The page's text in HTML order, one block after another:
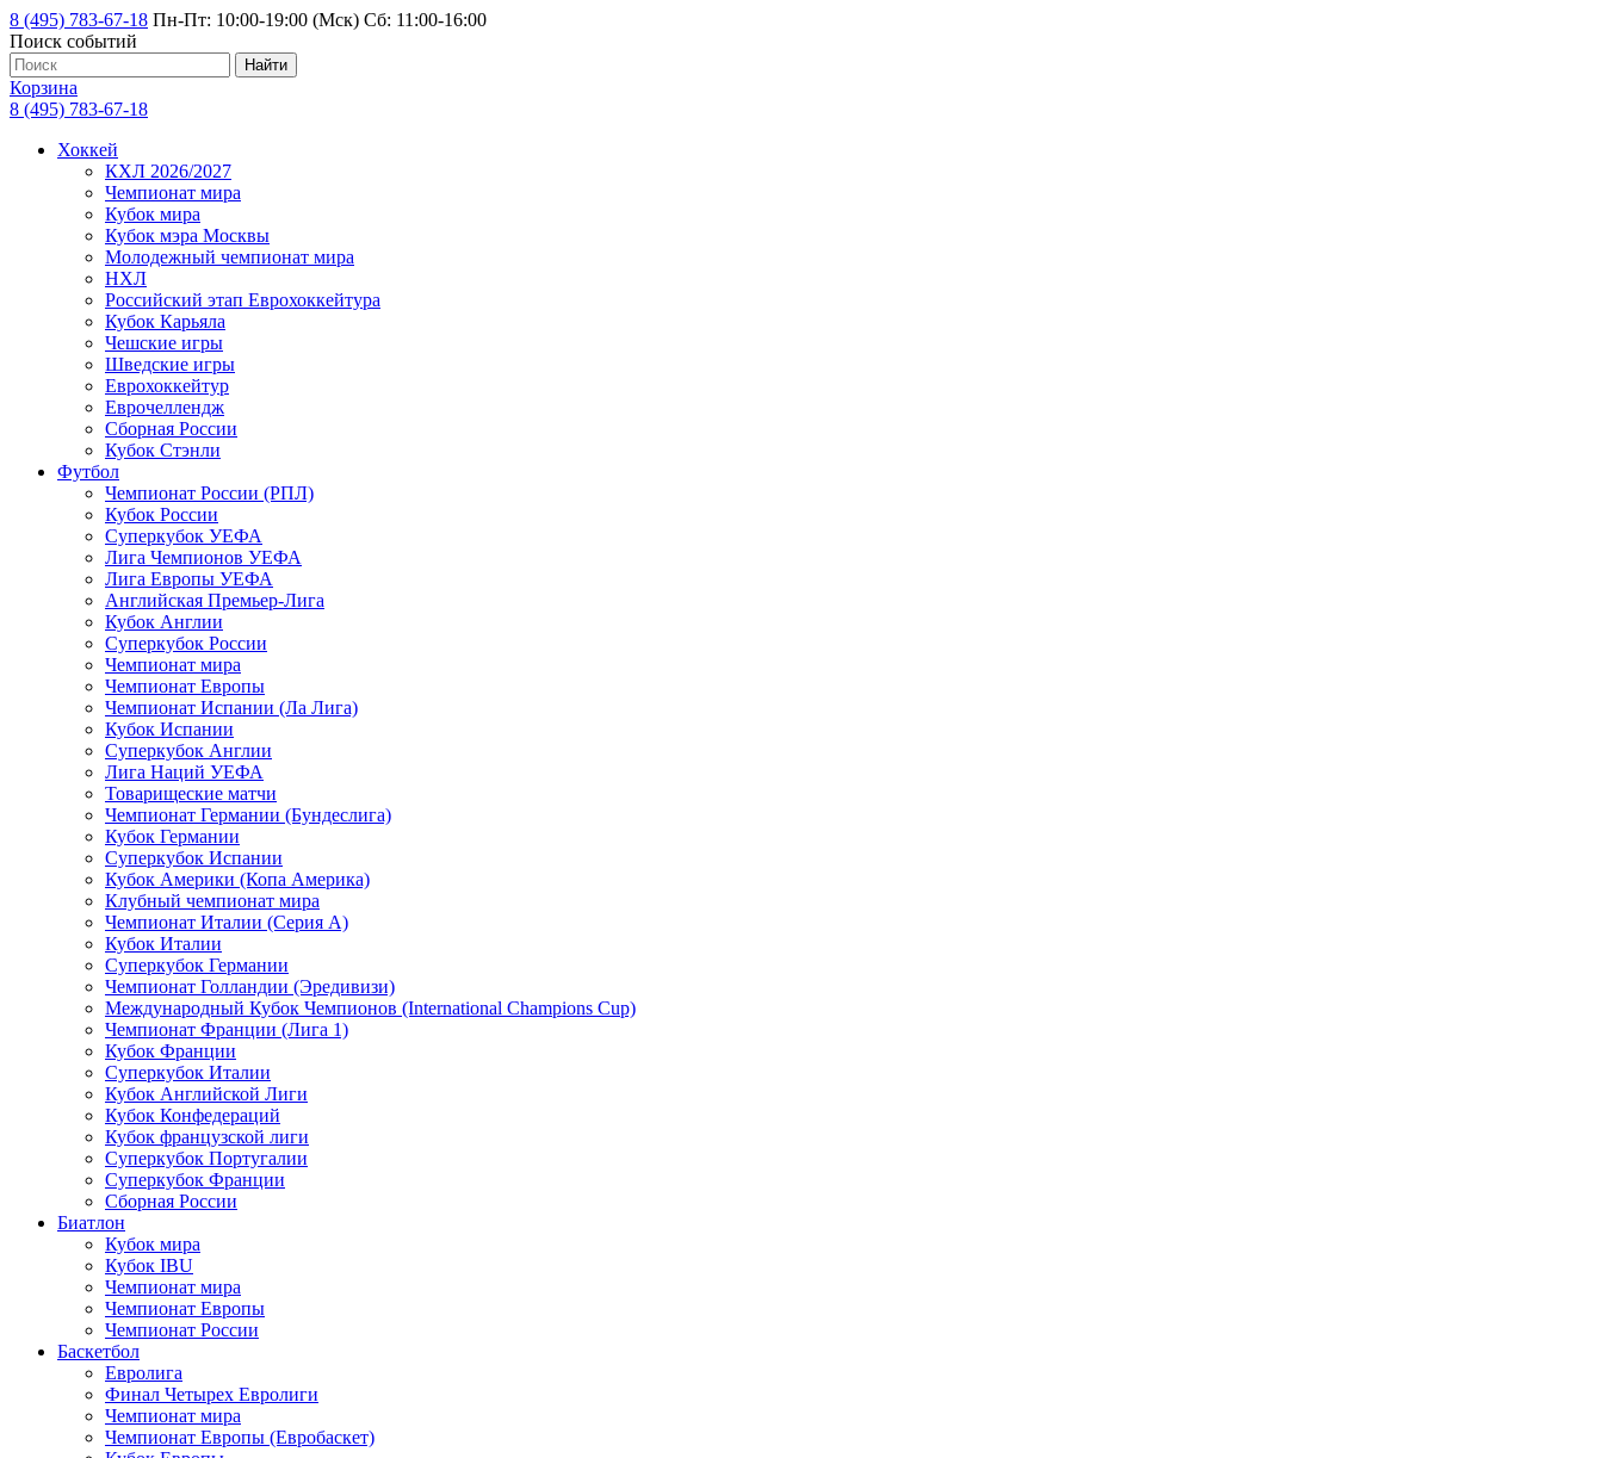
8 (495) 783-67-18 Пн-Пт: 10:00-19:00 (Мск) Сб: 11:00-16:00
Поиск событий
Найти
Корзина
8 (495) 783-67-18
Хоккей
КХЛ 2026/2027
Чемпионат мира
Кубок мира
Кубок мэра Москвы
Молодежный чемпионат мира
НХЛ
Российский этап Еврохоккейтура
Кубок Карьяла
Чешские игры
Шведские игры
Еврохоккейтур
Еврочеллендж
Сборная России
Кубок Стэнли
Футбол
Чемпионат России (РПЛ)
Кубок России
Суперкубок УЕФА
Лига Чемпионов УЕФА
Лига Европы УЕФА
Английская Премьер-Лига
Кубок Англии
Суперкубок России
Чемпионат мира
Чемпионат Европы
Чемпионат Испании (Ла Лига)
Кубок Испании
Суперкубок Англии
Лига Наций УЕФА
Товарищеские матчи
Чемпионат Германии (Бундеслига)
Кубок Германии
Суперкубок Испании
Кубок Америки (Копа Америка)
Клубный чемпионат мира
Чемпионат Италии (Серия А)
Кубок Италии
Суперкубок Германии
Чемпионат Голландии (Эредивизи)
Международный Кубок Чемпионов (International Champions Cup)
Чемпионат Франции (Лига 1)
Кубок Франции
Суперкубок Италии
Кубок Английской Лиги
Кубок Конфедераций
Кубок французской лиги
Суперкубок Португалии
Суперкубок Франции
Сборная России
Биатлон
Кубок мира
Кубок IBU
Чемпионат мира
Чемпионат Европы
Чемпионат России
Баскетбол
Евролига
Финал Четырех Евролиги
Чемпионат мира
Чемпионат Европы (Евробаскет)